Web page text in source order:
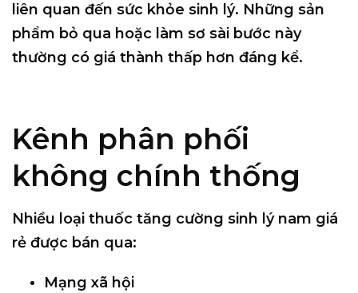
liên quan đến sức khỏe sinh lý. Những sản
phẩm bỏ qua hoặc làm sơ sài bước này
thường có giá thành thấp hơn đáng kể.
Kênh phân phối
không chính thống
Nhiều loại thuốc tăng cường sinh lý nam giá
rẻ được bán qua:
Mạng xã hội